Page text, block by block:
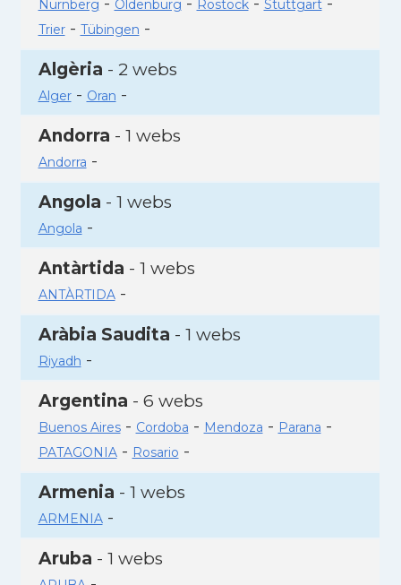
Nürnberg Oldenburg Rostock Stuttgart
Trier- Tübingen -
Algèria - 2 webs
Alger- Oran -
Andorra - 1 webs
Andorra -
Angola - 1 webs
Angola -
Antàrtida - 1 webs
ANTÀRTIDA-
Aràbia Saudita - 1 webs
Riyadh -
Argentina - 6 webs
Buenos Aires- Cordoba - Mendoza - Parana -
PATAGONIA- Rosario -
Armenia - 1 webs
ARMENIA-
Aruba - 1 webs